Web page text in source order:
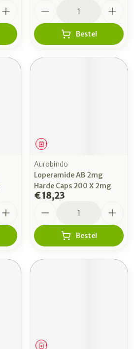
Bestel
Geneesmiddel
Aurobindo
Loperamide AB 2mg
Harde Caps 200 X 2mg
€ 18,23
Bestel
Geneesmiddel